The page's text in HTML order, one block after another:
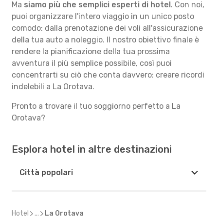
Ma siamo più che semplici esperti di hotel. Con noi,
puoi organizzare l'intero viaggio in un unico posto
comodo: dalla prenotazione dei voli all'assicurazione
della tua auto a noleggio. Il nostro obiettivo finale è
rendere la pianificazione della tua prossima
avventura il più semplice possibile, così puoi
concentrarti su ciò che conta davvero: creare ricordi
indelebili a La Orotava.
Pronto a trovare il tuo soggiorno perfetto a La
Orotava?
Esplora hotel in altre destinazioni
Città popolari
Hotel ... La Orotava